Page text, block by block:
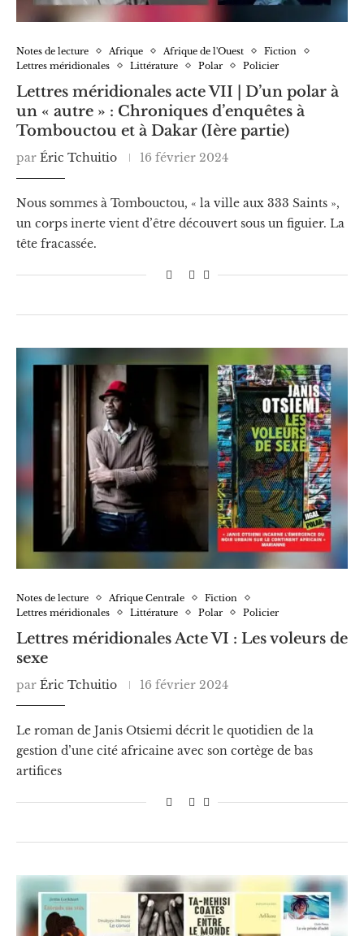
Notes de lecture Afrique Afrique de l'Ouest
Fiction
Lettres méridionales
Littérature Polar Policier
Lettres méridionales acte VII | D’un polar à
un « autre » : Chroniques d’enquêtes à
Tombouctou et à Dakar (Ière partie)
par Éric Tchuitio 16 février 2024
Nous sommes à Tombouctou, « la ville aux 333 Saints »,
un corps inerte vient d’être découvert sous un figuier. La
tête fracassée.
Notes de lecture Afrique Centrale
Fiction
Lettres méridionales
Littérature Polar Policier
Lettres méridionales Acte VI : Les voleurs de
sexe
par Éric Tchuitio 16 février 2024
Le roman de Janis Otsiemi décrit le quotidien de la
gestion d’une cité africaine avec son cortège de bas
artifices